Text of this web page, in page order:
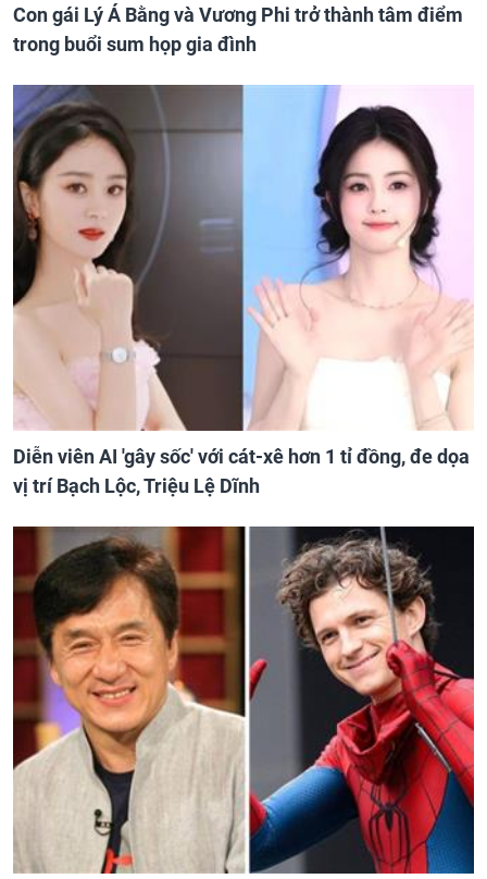
Con gái Lý Á Bằng và Vương Phi trở thành tâm điểm
trong buổi sum họp gia đình
Diễn viên AI 'gây sốc' với cát-xê hơn 1 tỉ đồng, đe dọa
vị trí Bạch Lộc, Triệu Lệ Dĩnh